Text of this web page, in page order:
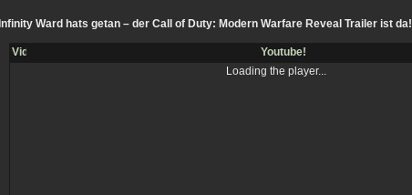
Infinity Ward hats getan – der Call of Duty: Modern Warfare Reveal Trailer ist da!
Youtube!
Loading the player...